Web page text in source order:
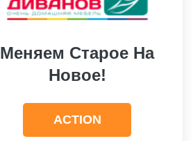
Меняем Старое На
Новое!
ACTION